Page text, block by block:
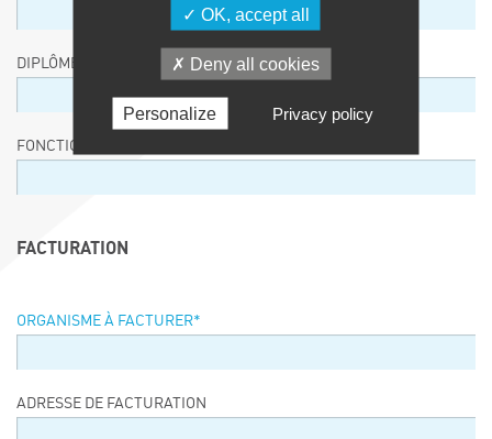
DIPLÔME / EQUIVALENCE / NIVEAU
FONCTION
FACTURATION
ORGANISME À FACTURER*
ADRESSE DE FACTURATION
OK, accept all
Deny all cookies
Personalize Privacy policy